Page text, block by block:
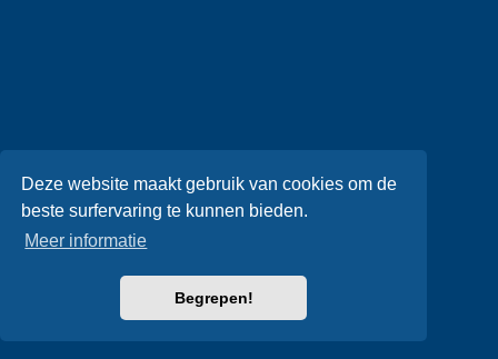
Deze website maakt gebruik van cookies om de
beste surfervaring te kunnen bieden.
Meer informatie
Begrepen!